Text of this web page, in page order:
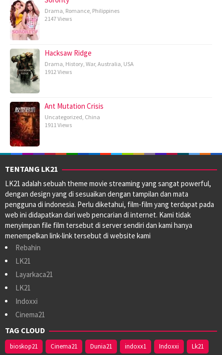
Drama, Romance, Philippines
2147 Views
Hacksaw Ridge
Drama, History, War, Australia, USA
1912 Views
Ant Mutation Crisis
Uncategorized, China
1911 Views
TENTANG LK21
LK21 adalah sebuah theme movie streaming yang sangat powerful,
dengan design yang di sesuaikan dengan tampilan dan mata
pengguna di indonesia. Perlu diketahui, film-film yang terdapat pada
web ini didapatkan dari web pencarian di internet. Kami tidak
menyimpan file film tersebut di server sendiri dan kami hanya
menempelkan link-link tersebut di website kami
Rebahin
LK21
Layarkaca21
LK21
Indoxxi
Cinema21
TAG CLOUD
bioskop21 Cinema21 Dunia21 indoxx1 Indoxxi Lk21